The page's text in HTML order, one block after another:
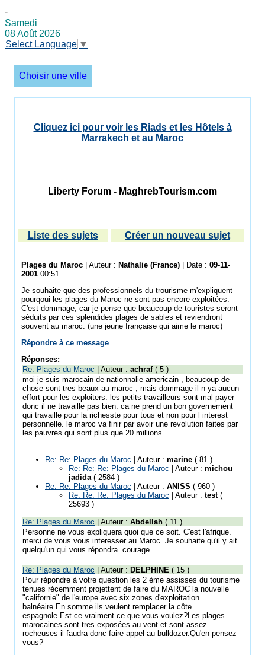
-
Samedi
08 Août 2026
Select Language ▼
Choisir une ville
Cliquez ici pour voir les Riads et les Hôtels à
Marrakech et au Maroc
Liberty Forum - MaghrebTourism.com
Liste des sujets Créer un nouveau sujet
Plages du Maroc | Auteur : Nathalie (France) | Date : 09-11-
2001 00:51
Je souhaite que des professionnels du trourisme m'expliquent
pourqoui les plages du Maroc ne sont pas encore exploitées.
C'est dommage, car je pense que beaucoup de touristes seront
séduits par ces splendides plages de sables et reviendront
souvent au maroc. (une jeune française qui aime le maroc)
Répondre à ce message
Réponses:
Re: Plages du Maroc | Auteur : achraf( 5 )
moi je suis marocain de nationnalie americain , beaucoup de
chose sont tres beaux au maroc , mais dommage il n ya aucun
effort pour les exploiters. les petits travailleurs sont mal payer
donc il ne travaille pas bien. ca ne prend un bon governement
qui travaille pour la richesste pour tous et non pour l interest
personnelle. le maroc va finir par avoir une revolution faites par
les pauvres qui sont plus que 20 millions
Re: Re: Plages du Maroc | Auteur : marine ( 81 )
Re: Re: Re: Plages du Maroc | Auteur : michou
jadida( 2584 )
Re: Re: Plages du Maroc | Auteur : ANISS ( 960 )
Re: Re: Re: Plages du Maroc | Auteur : test(
25693 )
Re: Plages du Maroc | Auteur : Abdellah ( 11 )
Personne ne vous expliquera quoi que ce soit. C'est l'afrique.
merci de vous vous interesser au Maroc. Je souhaite qu'il y ait
quelqu'un qui vous répondra. courage
Re: Plages du Maroc | Auteur : DELPHINE ( 15 )
Pour répondre à votre question les 2 ème assisses du tourisme
tenues récemment projettent de faire du MAROC la nouvelle
"californie" de l'europe avec six zones d'exploitation
balnéaire.En somme ils veulent remplacer la côte
espagnole.Est ce vraiment ce que vous voulez?Les plages
marocaines sont tres exposées au vent et sont assez
rocheuses il faudra donc faire appel au bulldozer.Qu'en pensez
vous?